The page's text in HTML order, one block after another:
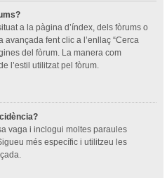
a la pàgina d’índex, dels fòrums o
fent clic a l’enllaç “Cerca
del fòrum. La manera com
l’estil utilitzat pel fòrum.
vaga i inclogui moltes paraules
més específic i utilitzeu les